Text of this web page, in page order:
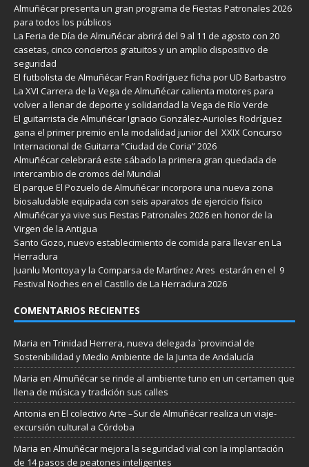
Almuñécar presenta un gran programa de Fiestas Patronales 2026
para todos los públicos
La Feria de Día de Almuñécar abrirá del 9 al 11 de agosto con 20
casetas, cinco conciertos gratuitos y un amplio dispositivo de
seguridad
El futbolista de Almuñécar Fran Rodríguez ficha por UD Barbastro
La XVI Carrera de la Vega de Almuñécar calienta motores para
volver a llenar de deporte y solidaridad la Vega de Río Verde
El guitarrista de Almuñécar Ignacio González-Aurioles Rodríguez
gana el primer premio en la modalidad junior del XXIX Concurso
Internacional de Guitarra “Ciudad de Coria” 2026
Almuñécar celebrará este sábado la primera gran quedada de
intercambio de cromos del Mundial
El parque El Pozuelo de Almuñécar incorpora una nueva zona
biosaludable equipada con seis aparatos de ejercicio físico
Almuñécar ya vive sus Fiestas Patronales 2026 en honor de la
Virgen de la Antigua
Santo Gozo, nuevo establecimiento de comida para llevar en La
Herradura
Juanlu Montoya y la Comparsa de Martínez Ares estarán en el 9
Festival Noches en el Castillo de La Herradura 2026
COMENTARIOS RECIENTES
Maria en Trinidad Herrera, nueva delegada `provincial de
Sostenibilidad y Medio Ambiente de la Junta de Andalucía
Maria en Almuñécar se rinde al ambiente tuno en un certamen que
llena de música y tradición sus calles
Antonia en El colectivo Arte –Sur de Almuñécar realiza un viaje-
excursión cultural a Córdoba
Maria en Almuñécar mejora la seguridad vial con la implantación
de 14 pasos de peatones inteligentes